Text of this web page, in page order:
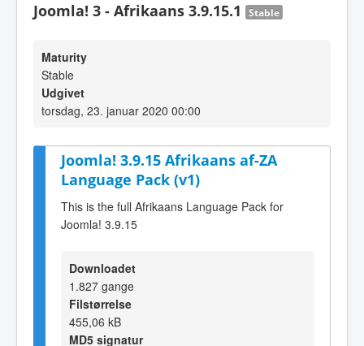
Joomla! 3 - Afrikaans 3.9.15.1 Stable
Maturity
Stable
Udgivet
torsdag, 23. januar 2020 00:00
Joomla! 3.9.15 Afrikaans af-ZA
Language Pack (v1)
This is the full Afrikaans Language Pack for
Joomla! 3.9.15
Downloadet
1.827 gange
Filstørrelse
455,06 kB
MD5 signatur